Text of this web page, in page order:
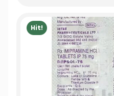
Hit!